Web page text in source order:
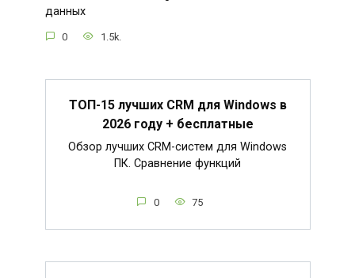
данных
0 1.5k.
ТОП-15 лучших CRM для Windows в
2026 году + бесплатные
Обзор лучших CRM-систем для Windows
ПК. Сравнение функций
0 75